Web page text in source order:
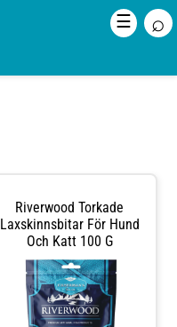
☰ ⌕
Riverwood Torkade
Laxskinnsbitar För Hund
Och Katt 100 G